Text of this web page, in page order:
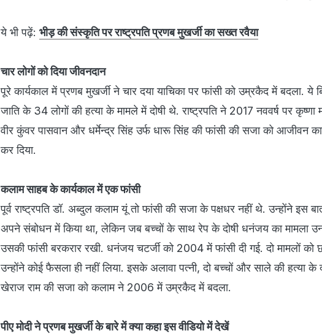
ये भी पढ़ें: भीड़ की संस्कृति पर राष्ट्रपति प्रणब मुखर्जी का सख्त रवैया
चार लोगों को दिया जीवनदान
पूरे कार्यकाल में प्रणब मुखर्जी ने चार दया याचिका पर फांसी को उम्रकैद में बदला. ये
जाति के 34 लोगों की हत्या के मामले में दोषी थे. राष्ट्रपति ने 2017 नववर्ष पर कृष्णा
वीर कुंवर पासवान और धर्मेन्द्र सिंह उर्फ धारू सिंह की फांसी की सजा को आजीवन
कर दिया.
कलाम साहब के कार्यकाल में एक फांसी
पूर्व राष्ट्रपति डॉ. अब्दुल कलाम यूं तो फांसी की सजा के पक्षधर नहीं थे. उन्होंने इस
अपने संबोधन में किया था, लेकिन जब बच्चों के साथ रेप के दोषी धनंजय का मामला
उसकी फांसी बरकरार रखी. धनंजय चटर्जी को 2004 में फांसी दी गई. दो मामलों को
उन्होंने कोई फैसला ही नहीं लिया. इसके अलावा पत्नी, दो बच्चों और साले की हत्या के
खेराज राम की सजा को कलाम ने 2006 में उम्रकैद में बदला.
पीए मोदी ने प्रणब मुखर्जी के बारे में क्या कहा इस वीडियो में देखें